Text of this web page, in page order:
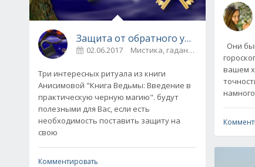
Защита от обратного удара в магии
02.06.2017 Мистика, гадания
Три интересных ритуала из книги
Анисимовой "Книга Ведьмы: Введение в
практическую черную магию". будут
полезными для Вас, если есть
необходимость поставить защиту на
свою
Комментировать
Они
вашем